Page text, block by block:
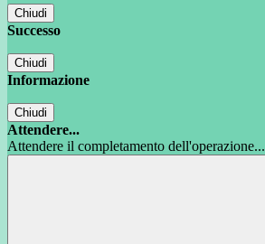
Chiudi
Successo
Chiudi
Informazione
Chiudi
Attendere...
Attendere il completamento dell'operazione...